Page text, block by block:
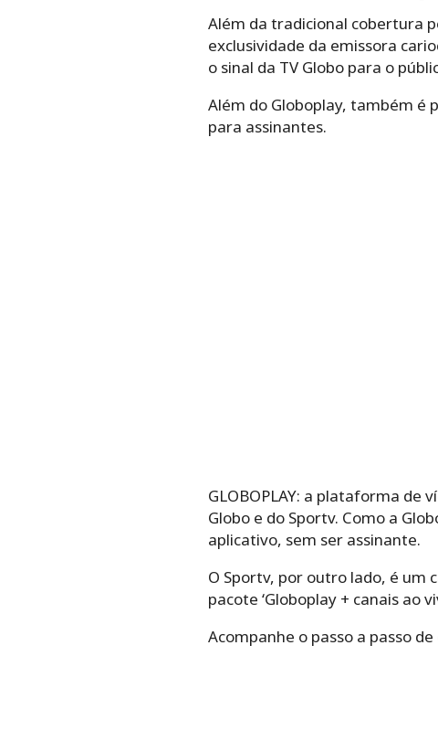
Além da tradicional cobertura
exclusividade da emissora
o sinal da TV Globo para o
Além do Globoplay, também é
para assinantes.
GLOBOPLAY: a plataforma de
Globo e do Sportv. Como a
aplicativo, sem ser assinante.
O Sportv, por outro lado, é um
pacote ‘Globoplay + canais ao
Acompanhe o passo a passo